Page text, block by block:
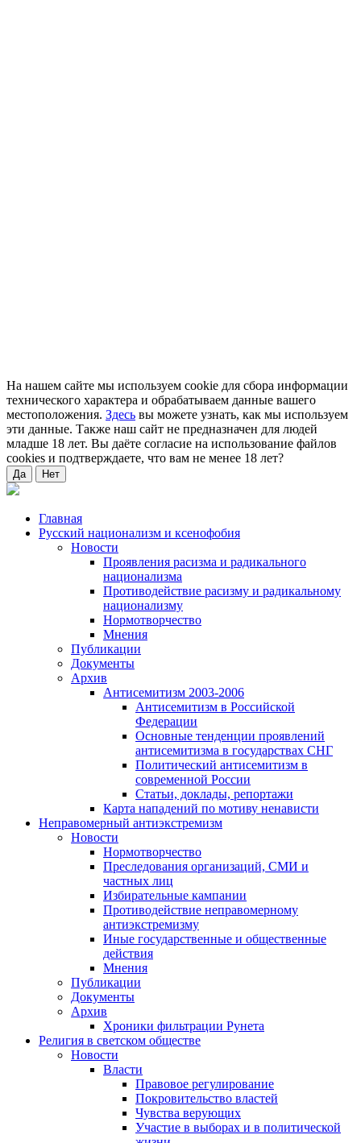
На нашем сайте мы используем cookie для сбора информации
технического характера и обрабатываем данные вашего
местоположения. Здесь вы можете узнать, как мы используем
эти данные. Также наш сайт не предназначен для людей
младше 18 лет. Вы даёте согласие на использование файлов
cookies и подтверждаете, что вам не менее 18 лет?
Да Нет
Главная
Русский национализм и ксенофобия
Новости
Проявления расизма и радикального
национализма
Противодействие расизму и радикальному
национализму
Нормотворчество
Мнения
Публикации
Документы
Архив
Антисемитизм 2003-2006
Антисемитизм в Российской
Федерации
Основные тенденции проявлений
антисемитизма в государствах СНГ
Политический антисемитизм в
современной России
Статьи, доклады, репортажи
Карта нападений по мотиву ненависти
Неправомерный антиэкстремизм
Новости
Нормотворчество
Преследования организаций, СМИ и
частных лиц
Избирательные кампании
Противодействие неправомерному
антиэкстремизму
Иные государственные и общественные
действия
Мнения
Публикации
Документы
Архив
Хроники фильтрации Рунета
Религия в светском обществе
Новости
Власти
Правовое регулирование
Покровительство властей
Чувства верующих
Участие в выборах и в политической